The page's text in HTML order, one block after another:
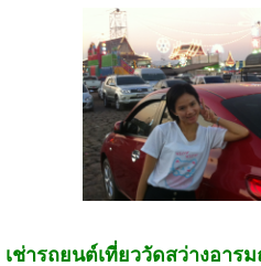
เช่ารถยนต์เที่ยววัดสว่างอาร